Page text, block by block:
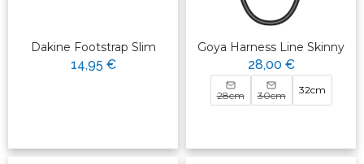
Dakine Footstrap Slim
14,95 €
Goya Harness Line Skinny
28,00 €
28cm 30cm 32cm